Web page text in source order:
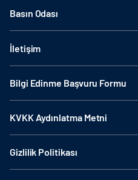
Basın Odası
İletişim
Bilgi Edinme Başvuru Formu
KVKK Aydınlatma Metni
Gizlilik Politikası